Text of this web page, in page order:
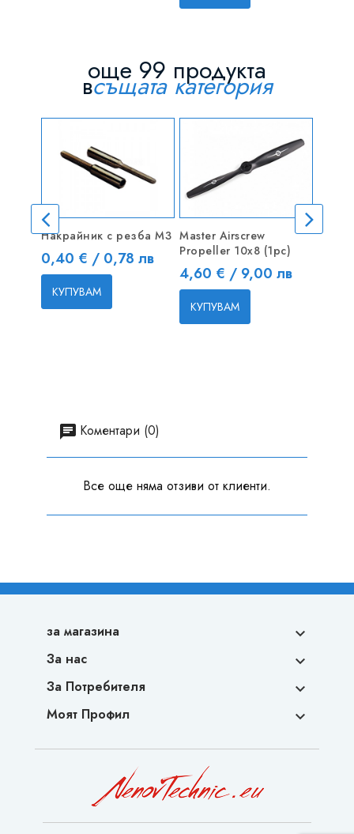
още 99 продукта
всъщата категория
Накрайник с резба M3
Цена
0,40 € / 0,78 лв
КУПУВАМ
Master Airscrew
Propeller 10x8 (1pc)
Цена
4,60 € / 9,00 лв
КУПУВАМ
Коментари (0)
Все още няма отзиви от клиенти.
за магазина 
За нас 
За Потребителя 
Моят Профил 